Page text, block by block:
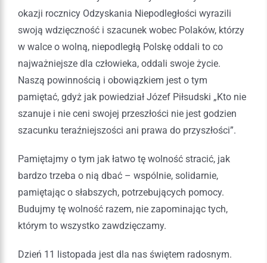
okazji rocznicy Odzyskania Niepodległości wyrazili
swoją wdzięczność i szacunek wobec Polaków, którzy
w walce o wolną, niepodległą Polskę oddali to co
najważniejsze dla człowieka, oddali swoje życie.
Naszą powinnością i obowiązkiem jest o tym
pamiętać, gdyż jak powiedział Józef Piłsudski „Kto nie
szanuje i nie ceni swojej przeszłości nie jest godzien
szacunku teraźniejszości ani prawa do przyszłości”.
Pamiętajmy o tym jak łatwo tę wolność stracić, jak
bardzo trzeba o nią dbać – wspólnie, solidarnie,
pamiętając o słabszych, potrzebujących pomocy.
Budujmy tę wolność razem, nie zapominając tych,
którym to wszystko zawdzięczamy.
Dzień 11 listopada jest dla nas świętem radosnym.